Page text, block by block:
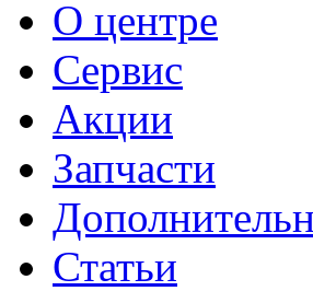
О центре
Сервис
Акции
Запчасти
Статьи